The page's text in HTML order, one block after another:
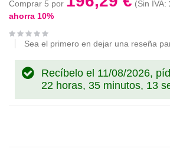
Comprar 5 por
ahorra 10%
Sea el primero en dejar una reseña
Recíbelo el 11/08/2026,
22 horas, 35 minutos, 13